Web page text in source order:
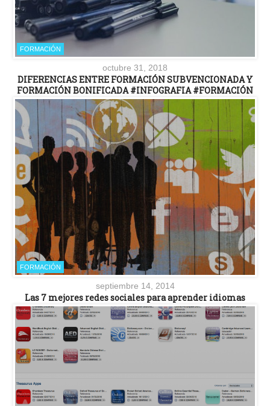
FORMACIÓN
octubre 31, 2018
DIFERENCIAS ENTRE FORMACIÓN SUBVENCIONADA Y
FORMACIÓN BONIFICADA #INFOGRAFIA #FORMACIÓN
FORMACIÓN
septiembre 14, 2014
Las 7 mejores redes sociales para aprender idiomas